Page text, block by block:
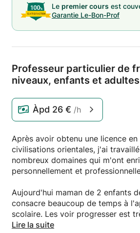
Le premier cours est
Garantie Le-Bon-Prof
Professeur particulier de
niveaux, enfants et adultes
Àpd 26 € /h
Après avoir obtenu une licence en
civilisations orientales, j'ai
nombreux domaines qui m'ont
personnellement et
Aujourd'hui maman de 2 enfants
consacre beaucoup de temps à
scolaire. Les voir progresser est
Par ailleurs, j'aime beaucoup
Lire la suite